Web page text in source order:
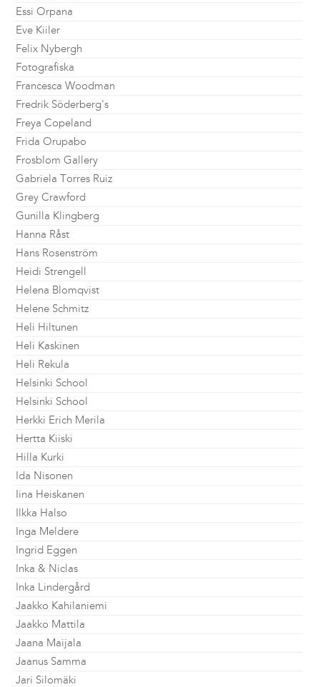
Essi Orpana
Eve Kiiler
Felix Nybergh
Fotografiska
Francesca Woodman
Fredrik Söderberg's
Freya Copeland
Frida Orupabo
Frosblom Gallery
Gabriela Torres Ruiz
Grey Crawford
Gunilla Klingberg
Hanna Råst
Hans Rosenström
Heidi Strengell
Helena Blomqvist
Helene Schmitz
Heli Hiltunen
Heli Kaskinen
Heli Rekula
Helsinki School
Helsinki School
Herkki Erich Merila
Hertta Kiiski
Hilla Kurki
Ida Nisonen
Iina Heiskanen
Ilkka Halso
Inga Meldere
Ingrid Eggen
Inka & Niclas
Inka Lindergård
Jaakko Kahilaniemi
Jaakko Mattila
Jaana Maijala
Jaanus Samma
Jari Silomäki